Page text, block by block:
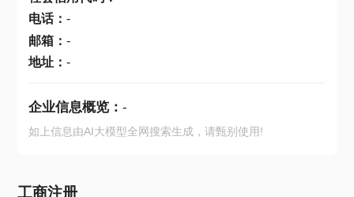
电话： -
邮箱： -
地址： -
企业信息概览： -
如上信息由AI大模型全网搜索生成，请甄别使用!
工商注册